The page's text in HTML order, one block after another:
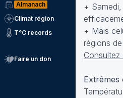
Almanach
Climat région
T°C records
Faire un don
+
+ Mais
régions